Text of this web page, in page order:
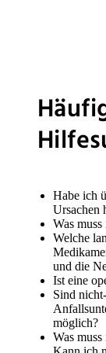
Habe ich
Ursachen
Was
Welche
und die
Ist eine
Sind
möglich?
Was